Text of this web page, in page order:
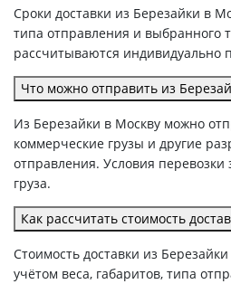
Сроки доставки из Березайки в
типа отправления и выбранного
рассчитываются индивидуально
Что можно отправить из
Из Березайки в Москву можно
коммерческие грузы и другие
отправления. Условия перевозки
груза.
Как рассчитать стоимость
Стоимость доставки из
учётом веса, габаритов, типа